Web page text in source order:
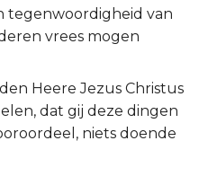
tegenwoordigheid van
vrees mogen
Heere Jezus Christus
dat gij deze dingen
niets doende